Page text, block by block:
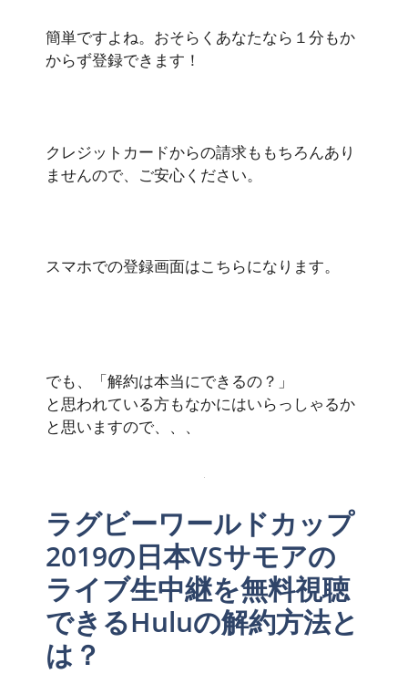
簡単ですよね。おそらくあなたなら１分もか
からず登録できます！
クレジットカードからの請求ももちろんあり
ませんので、ご安心ください。
スマホでの登録画面はこちらになります。
でも、「解約は本当にできるの？」
と思われている方もなかにはいらっしゃるか
と思いますので、、、
ラグビーワールドカップ
2019の日本VSサモアの
ライブ生中継を無料視聴
できるHuluの解約方法と
は？